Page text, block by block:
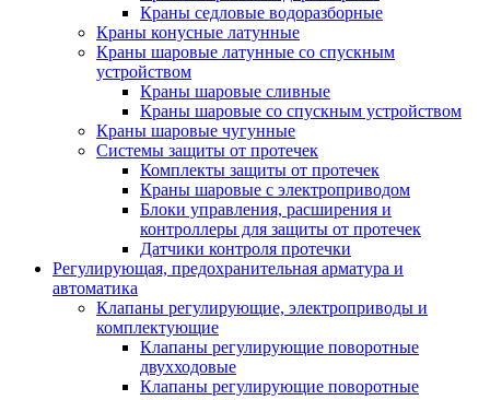
Краны седловые водоразборные
Краны конусные латунные
Краны шаровые латунные со спускным
устройством
Краны шаровые сливные
Краны шаровые со спускным устройством
Краны шаровые чугунные
Системы защиты от протечек
Комплекты защиты от протечек
Краны шаровые с электроприводом
Блоки управления, расширения и
контроллеры для защиты от протечек
Датчики контроля протечки
Регулирующая, предохранительная арматура и
автоматика
Клапаны регулирующие, электроприводы и
комплектующие
Клапаны регулирующие поворотные
двухходовые
Клапаны регулирующие поворотные